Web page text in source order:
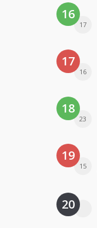
16
17
17
16
18
23
19
15
20